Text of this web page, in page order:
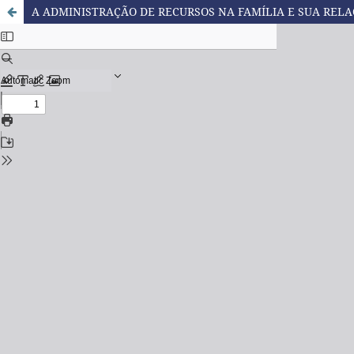
A ADMINISTRAÇÃO DE RECURSOS NA FAMÍLIA E SUA